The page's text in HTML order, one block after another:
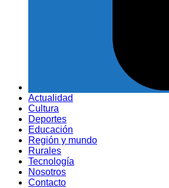
Actualidad
Cultura
Deportes
Educación
Región y mundo
Rurales
Tecnología
Nosotros
Contacto